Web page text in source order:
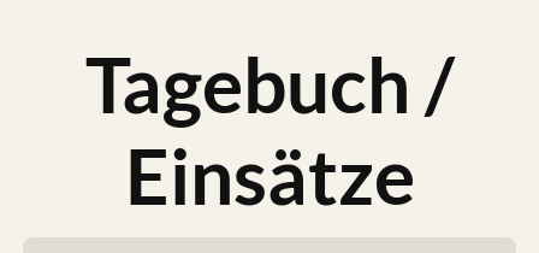
Tagebuch /
Einsätze